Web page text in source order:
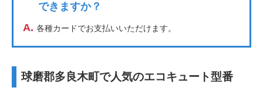
できますか？
A. 各種カードでお支払いいただけます。
球磨郡多良木町で人気のエコキュート型番